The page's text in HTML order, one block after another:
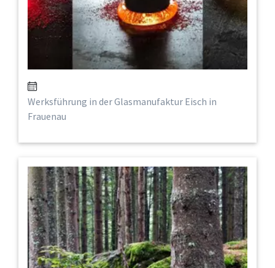
Werksführung in der Glasmanufaktur Eisch in
Frauenau